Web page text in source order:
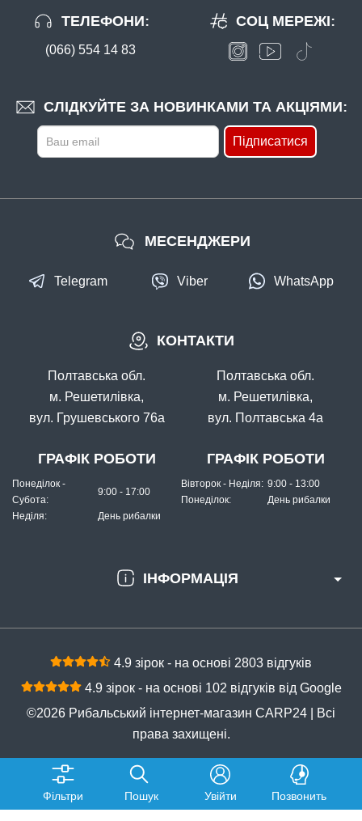
Фільтри Пошук Увійти Позвонить
ТЕЛЕФОНИ:
(066) 554 14 83
СЛІДКУЙТЕ ЗА НОВИНКАМИ ТА АКЦІЯМИ:
Підписатися
СОЦ МЕРЕЖІ:
ІНФОРМАЦІЯ
КОНТАКТИ
Полтавська обл.
м. Решетилівка,
вул. Грушевського 76а
ГРАФІК РОБОТИ
Понеділок -
Субота:
9:00 - 17:00
Неділя: День рибалки
Полтавська обл.
м. Решетилівка,
вул. Полтавська 4а
ГРАФІК РОБОТИ
Вівторок - Неділя: 9:00 - 13:00
Понеділок:
День рибалки
МЕСЕНДЖЕРИ
Telegram Viber WhatsApp
4.9 зірок - на основі 2803 відгуків
4.9 зірок - на основі 102 відгуків від Google
©2026 Рибальський інтернет-магазин CARP24 | Всі
права захищені.